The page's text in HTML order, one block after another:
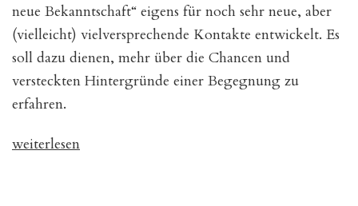
neue Bekanntschaft“ eigens für noch sehr neue, aber
(vielleicht) vielversprechende Kontakte entwickelt. Es
soll dazu dienen, mehr über die Chancen und
versteckten Hintergründe einer Begegnung zu
erfahren.
„Legesystem
weiterlesen